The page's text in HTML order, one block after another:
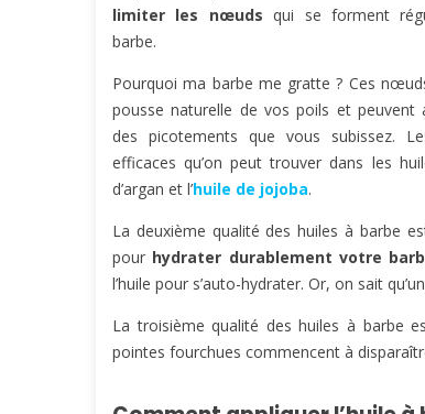
limiter les nœuds qui se forment
barbe.
Pourquoi ma barbe me gratte ? Ces
pousse naturelle de vos poils et peuvent
des picotements que vous subissez.
efficaces qu’on peut trouver dans les
d’argan et l’huile de jojoba.
La deuxième qualité des huiles à barbe
pour hydrater durablement votre
l’huile pour s’auto-hydrater. Or, on sait
La troisième qualité des huiles à barbe
pointes fourchues commencent à